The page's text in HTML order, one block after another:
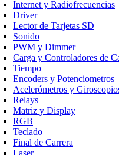
Internet y Radiofrecuencias
Driver
Lector de Tarjetas SD
Sonido
PWM y Dimmer
Carga y Controladores de
Tiempo
Encoders y Potenciometros
Acelerómetros y
Relays
Matriz y Display
RGB
Teclado
Final de Carrera
Laser